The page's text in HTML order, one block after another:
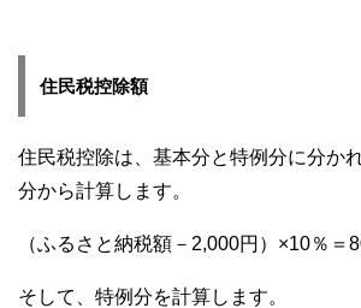
住民税控除額
住民税控除は、基本分と特例分に分か
分から計算します。
（ふるさと納税額－2,000円）×10％＝
そして、特例分を計算します。